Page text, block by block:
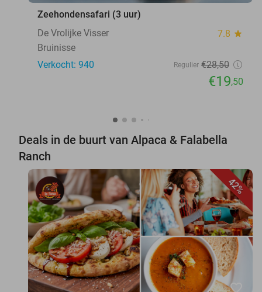
Zeehondensafari (3 uur)
De Vrolijke Visser
7.8 star
Bruinisse
Verkocht: 940
Regulier €28,50
€19,50
Deals in de buurt van Alpaca & Falabella
Ranch
42%
favorite_border